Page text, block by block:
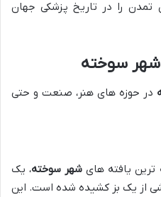
را در تاریخ پزشکی جهان
شهر سوخته
در حوزه های هنر، صنعت و حتی
ترین یافته های شهر سوخته، یک
از یک بز کشیده شده است. این